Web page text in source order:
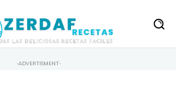
-ADVERTISMENT-